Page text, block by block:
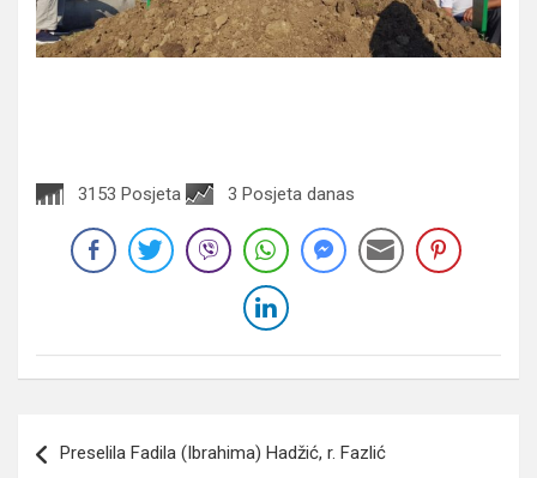
3153 Posjeta 3 Posjeta danas
članaka
Preselila Fadila (Ibrahima) Hadžić, r. Fazlić